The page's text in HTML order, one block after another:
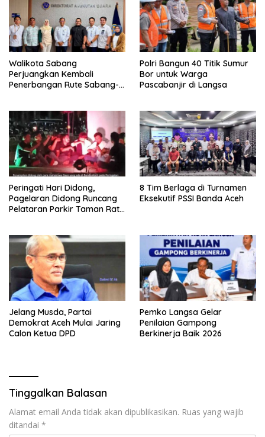
Walikota Sabang
Perjuangkan Kembali
Penerbangan Rute Sabang-
Polri Bangun 40 Titik Sumur
Bor untuk Warga
Pascabanjir di Langsa
Peringati Hari Didong,
Pagelaran Didong Runcang
Pelataran Parkir Taman Ratu
8 Tim Berlaga di Turnamen
Eksekutif PSSI Banda Aceh
Jelang Musda, Partai
Demokrat Aceh Mulai Jaring
Calon Ketua DPD
Pemko Langsa Gelar
Penilaian Gampong
Berkinerja Baik 2026
Tinggalkan Balasan
Alamat email Anda tidak akan dipublikasikan. Ruas yang wajib
ditandai *